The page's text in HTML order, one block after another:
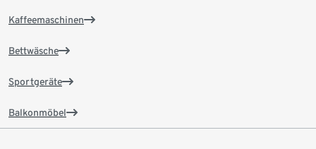
Kaffeemaschinen
Bettwäsche
Sportgeräte
Balkonmöbel